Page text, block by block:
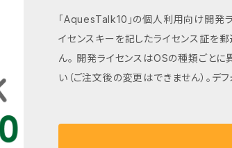
「AquesTalk10」の個人利用向け開発
イセンスキーを記したライセンス証を
ん。 開発ライセンスはOSの種類ごとに異なりますので、カートに追加の際は「種類」を必ずご確認くださ
い（ご注文後の変更はできません）。デフォル
問い合わせ下さい。個人利用の対象